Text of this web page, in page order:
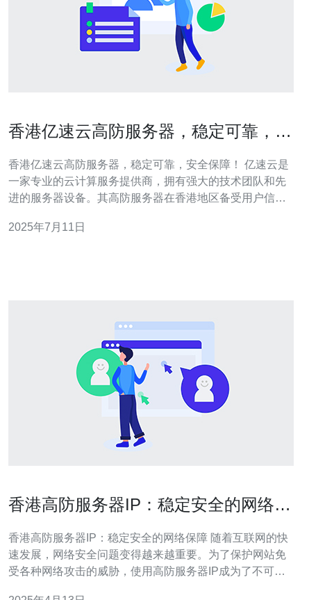
香港亿速云高防服务器，稳定可靠，安
香港亿速云高防服务器，稳定可靠，安全保障！ 亿速云是
一家专业的云计算服务提供商，拥有强大的技术团队和先
进的服务器设备。其高防服务器在香港地区备受用户信
最新的硬件设备和优化的网络架构，确保服务器稳定运
2025年7月11日
香港高防服务器IP：稳定安全的网络保
香港高防服务器IP：稳定安全的网络保障 随着互联网的快
速发展，网络安全问题变得越来越重要。为了保护网站免
受各种网络攻击的威胁，使用高防服务器IP成为了不可或